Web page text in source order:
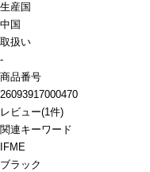
生産国
中国
取扱い
-
商品番号
26093917000470
レビュー(1件)
関連キーワード
IFME
ブラック